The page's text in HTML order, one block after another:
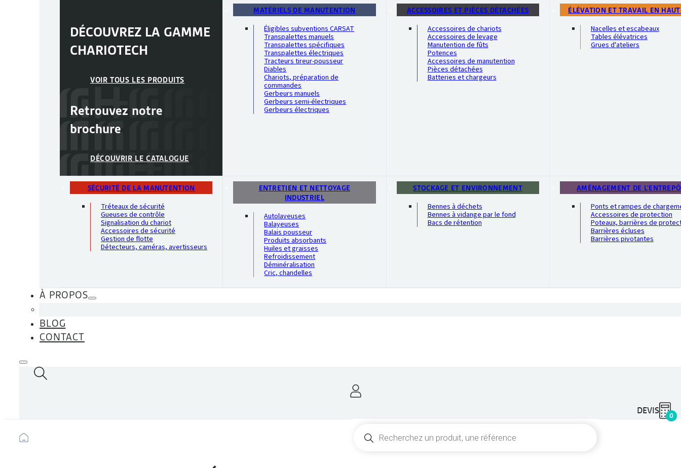
DÉCOUVREZ LA GAMME
CHARIOTECH
VOIR TOUS LES PRODUITS
Retrouvez notre
brochure
DÉCOUVRIR LE CATALOGUE
MATÉRIELS DE MANUTENTION
Éligibles subventions CARSAT
Transpalettes manuels
Transpalettes spécifiques
Transpalettes électriques
Tracteurs tireur-pousseur
Diables
Chariots, préparation de
commandes
Gerbeurs manuels
Gerbeurs semi-électriques
Gerbeurs électriques
ACCESSOIRES ET PIÈCES DÉTACHÉES
Accessoires de chariots
Accessoires de levage
Manutention de fûts
Potences
Accessoires de manutention
Pièces détachées
Batteries et chargeurs
ÉLÉVATION ET TRAVAIL EN
Nacelles et escabeaux
Tables élévatrices
Grues d'ateliers
SÉCURITÉ DE LA MANUTENTION
Tréteaux de sécurité
Gueuses de contrôle
Signalisation du chariot
Accessoires de sécurité
Gestion de flotte
Détecteurs, caméras, avertisseurs
ENTRETIEN ET NETTOYAGE
INDUSTRIEL
Autolaveuses
Balayeuses
Balais pousseur
Produits absorbants
Huiles et graisses
Refroidissement
Déminéralisation
Cric, chandelles
STOCKAGE ET ENVIRONNEMENT
Bennes à déchets
Bennes à vidange par le fond
Bacs de rétention
AMÉNAGEMENT DE
Ponts et rampes de
Accessoires de protection
Poteaux, barrières de
Barrières écluses
Barrières pivotantes
À PROPOS
BLOG
CONTACT
produits
0
DEVIS